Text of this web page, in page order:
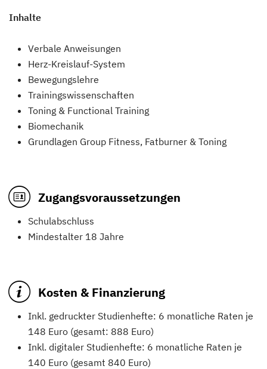
Inhalte
Verbale Anweisungen
Herz-Kreislauf-System
Bewegungslehre
Trainingswissenschaften
Toning & Functional Training
Biomechanik
Grundlagen Group Fitness, Fatburner & Toning
Zugangsvoraussetzungen
Schulabschluss
Mindestalter 18 Jahre
Kosten & Finanzierung
Inkl. gedruckter Studienhefte: 6 monatliche Raten je
148 Euro (gesamt: 888 Euro)
Inkl. digitaler Studienhefte: 6 monatliche Raten je
140 Euro (gesamt 840 Euro)